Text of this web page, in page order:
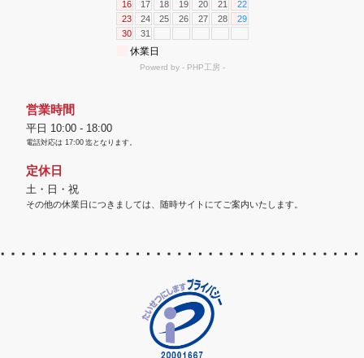
営業時間
平日 10:00 - 18:00
電話対応は 17:00 迄となります。
定休日
土・日・祝
その他の休業日につきましては、随時サイトにてご案内いたします。